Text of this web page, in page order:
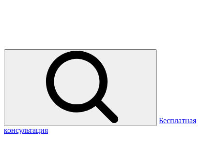
Бесплатная
консультация